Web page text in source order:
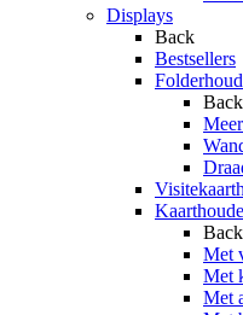
Displays
Back
Bestsellers
Back
Back
Met
Met
Met